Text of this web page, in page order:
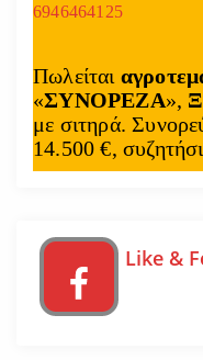
6946464125
Πωλείται
«ΣΥΝΟΡΕΖΑ»,
με σιτηρά.
14.500 €,
Like &